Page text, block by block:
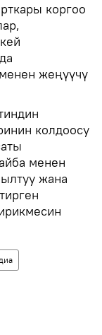
коргоо
жеңүүчү
колдоосу
менен
жана